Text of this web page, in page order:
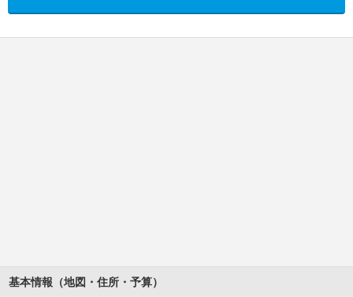
基本情報（地図・住所・予算）